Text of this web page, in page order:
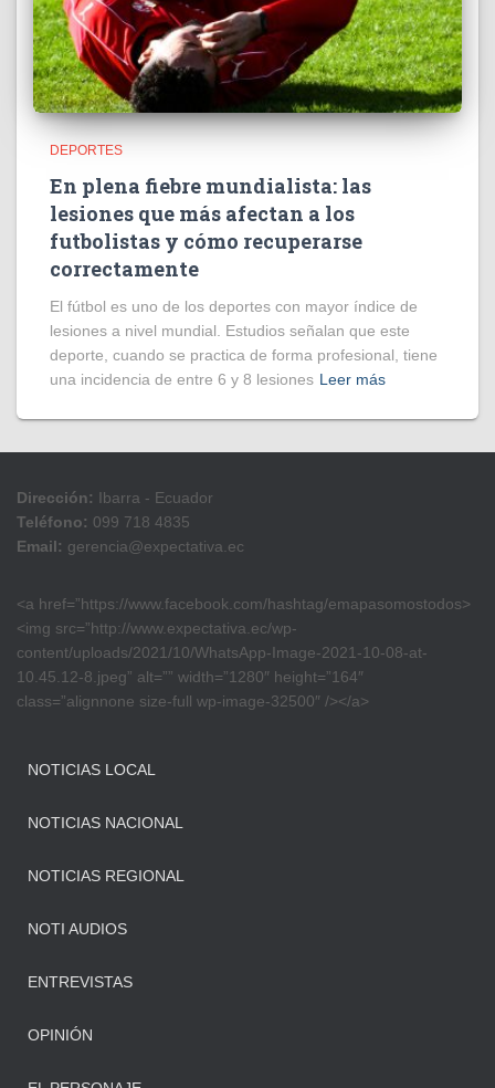
DEPORTES
En plena fiebre mundialista: las
lesiones que más afectan a los
futbolistas y cómo recuperarse
correctamente
El fútbol es uno de los deportes con mayor índice de
lesiones a nivel mundial. Estudios señalan que este
deporte, cuando se practica de forma profesional, tiene
una incidencia de entre 6 y 8 lesiones Leer más
Dirección: Ibarra - Ecuador
Teléfono: 099 718 4835
Email: gerencia@expectativa.ec
<a href=”https://www.facebook.com/hashtag/emapasomostodos>
<img src=”http://www.expectativa.ec/wp-
content/uploads/2021/10/WhatsApp-Image-2021-10-08-at-
10.45.12-8.jpeg” alt=”” width=”1280″ height=”164″
class=”alignnone size-full wp-image-32500″ /></a>
NOTICIAS LOCAL
NOTICIAS NACIONAL
NOTICIAS REGIONAL
NOTI AUDIOS
ENTREVISTAS
OPINIÓN